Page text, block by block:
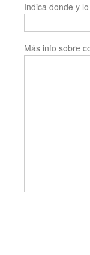
Indica donde y
Más info sobre